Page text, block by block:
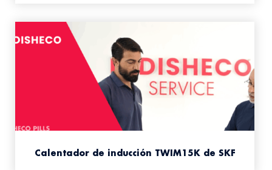
Calentador de inducción TWIM15K de SKF